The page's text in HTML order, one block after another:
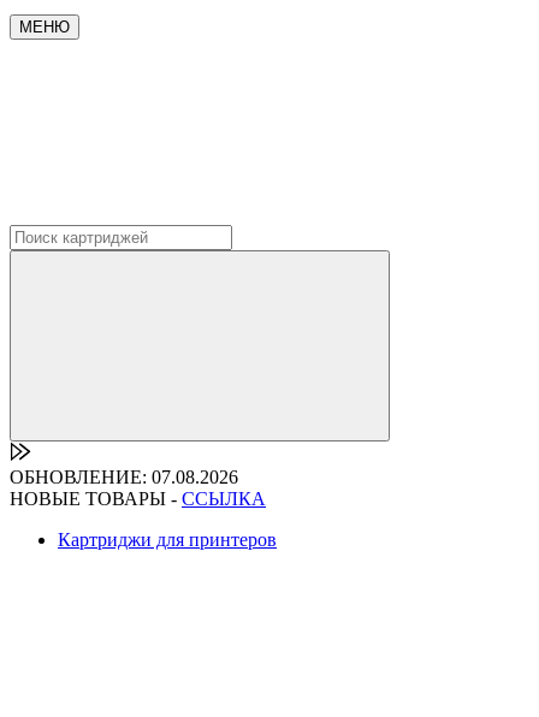
МЕНЮ
ОБНОВЛЕНИЕ: 07.08.2026
НОВЫЕ ТОВАРЫ - ССЫЛКА
Картриджи для принтеров